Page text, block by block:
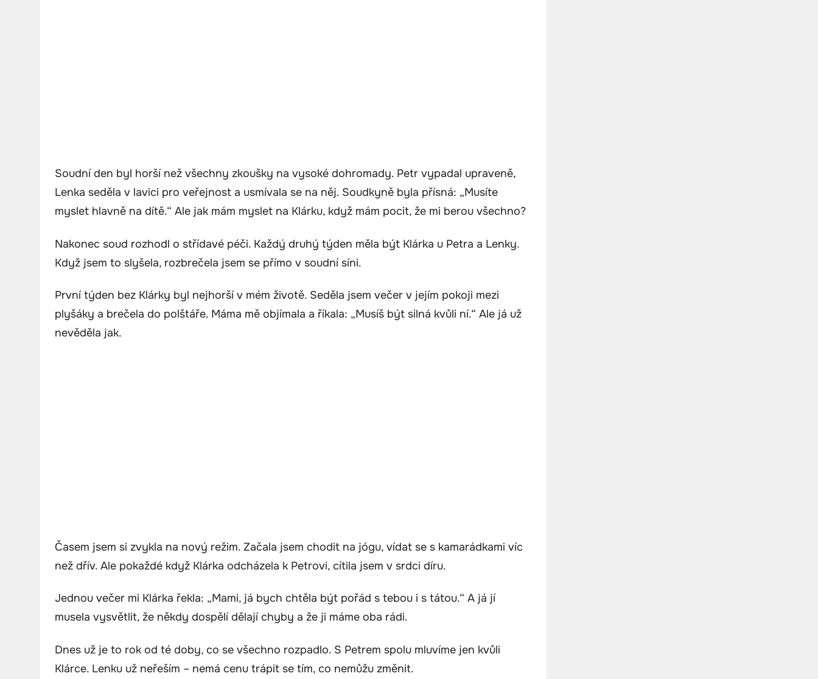
Soudní den byl horší než všechny zkoušky na vysoké dohromady. Petr vypadal upraveně,
Lenka seděla v lavici pro veřejnost a usmívala se na něj. Soudkyně byla přísná: „Musíte
myslet hlavně na dítě.“ Ale jak mám myslet na Klárku, když mám pocit, že mi berou všechno?
Nakonec soud rozhodl o střídavé péči. Každý druhý týden měla být Klárka u Petra a Lenky.
Když jsem to slyšela, rozbrečela jsem se přímo v soudní síni.
První týden bez Klárky byl nejhorší v mém životě. Seděla jsem večer v jejím pokoji mezi
plyšáky a brečela do polštáře. Máma mě objímala a říkala: „Musíš být silná kvůli ní.“ Ale já už
nevěděla jak.
Časem jsem si zvykla na nový režim. Začala jsem chodit na jógu, vídat se s kamarádkami víc
než dřív. Ale pokaždé když Klárka odcházela k Petrovi, cítila jsem v srdci díru.
Jednou večer mi Klárka řekla: „Mami, já bych chtěla být pořád s tebou i s tátou.“ A já jí
musela vysvětlit, že někdy dospělí dělají chyby a že ji máme oba rádi.
Dnes už je to rok od té doby, co se všechno rozpadlo. S Petrem spolu mluvíme jen kvůli
Klárce. Lenku už neřeším – nemá cenu trápit se tím, co nemůžu změnit.